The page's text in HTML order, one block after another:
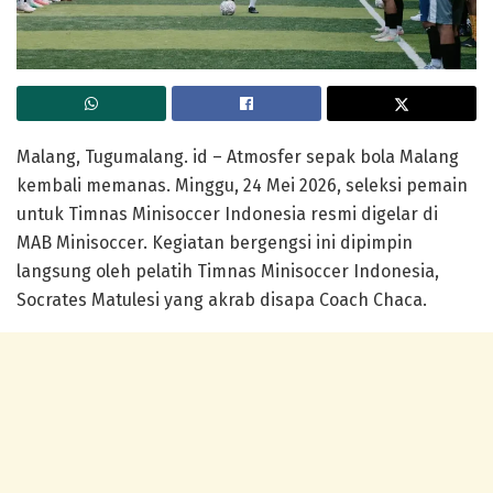
Malang, Tugumalang. id – Atmosfer sepak bola Malang
kembali memanas. Minggu, 24 Mei 2026, seleksi pemain
untuk Timnas Minisoccer Indonesia resmi digelar di
MAB Minisoccer. Kegiatan bergengsi ini dipimpin
langsung oleh pelatih Timnas Minisoccer Indonesia,
Socrates Matulesi yang akrab disapa Coach Chaca.